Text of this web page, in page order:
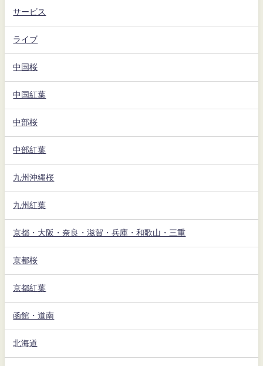
サービス
ライブ
中国桜
中国紅葉
中部桜
中部紅葉
九州沖縄桜
九州紅葉
京都・大阪・奈良・滋賀・兵庫・和歌山・三重
京都桜
京都紅葉
函館・道南
北海道